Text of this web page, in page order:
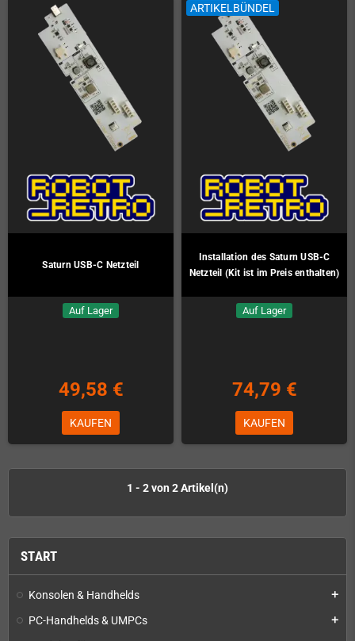
START
Konsolen & Handhelds add
PC-Handhelds & UMPCs add
Saturn USB-C Netzteil
Auf Lager
49,58 €
KAUFEN
ARTIKELBÜNDEL
Installation des Saturn USB-C
Netzteil (Kit ist im Preis enthalten)
Auf Lager
74,79 €
KAUFEN
1 - 2 von 2 Artikel(n)